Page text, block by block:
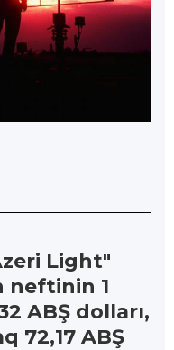
Light"
neftinin 1
ABŞ dolları,
72,17 ABŞ